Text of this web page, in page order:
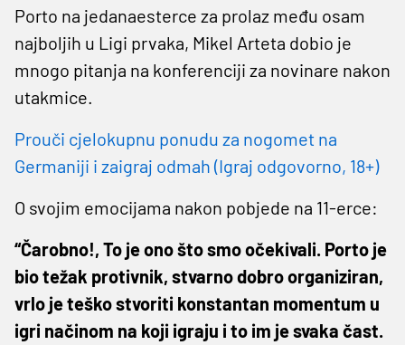
Porto na jedanaesterce za prolaz među osam
najboljih u Ligi prvaka, Mikel Arteta dobio je
mnogo pitanja na konferenciji za novinare nakon
utakmice.
Prouči cjelokupnu ponudu za nogomet na
Germaniji i zaigraj odmah (Igraj odgovorno, 18+)
O svojim emocijama nakon pobjede na 11-erce:
“Čarobno!, To je ono što smo očekivali. Porto je
bio težak protivnik, stvarno dobro organiziran,
vrlo je teško stvoriti konstantan momentum u
igri načinom na koji igraju i to im je svaka čast.